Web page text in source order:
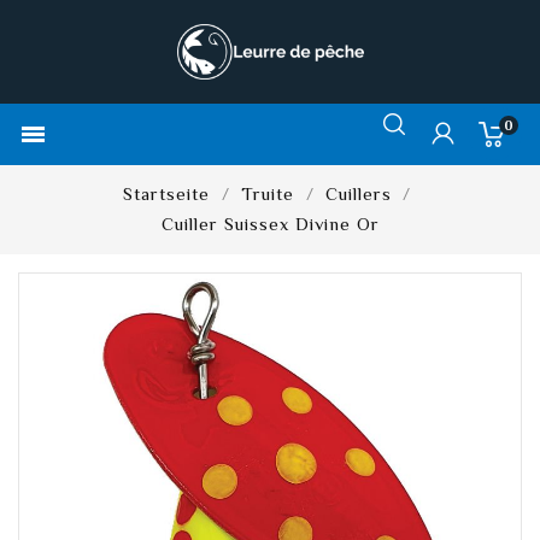
 0
Startseite Truite
Cuillers
Cuiller Suissex Divine Or